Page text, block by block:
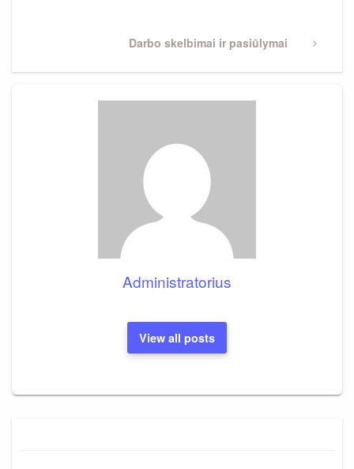
Next
Darbo skelbimai ir pasiūlymai
Administratorius
View all posts